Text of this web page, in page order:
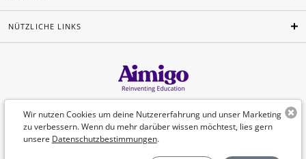
Wir nutzen Cookies um deine Nutzererfahrung und unser Marketing
zu verbessern. Wenn du mehr darüber wissen möchtest, lies gern
unsere Datenschutzbestimmungen.
NÜTZLICHE LINKS
Deutsch
©Aimigo 2026